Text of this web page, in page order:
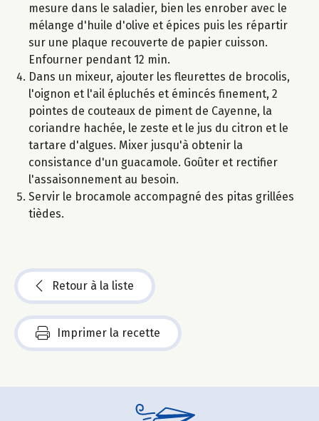
mesure dans le saladier, bien les enrober avec le
mélange d'huile d'olive et épices puis les répartir
sur une plaque recouverte de papier cuisson.
Enfourner pendant 12 min.
Dans un mixeur, ajouter les fleurettes de brocolis,
l'oignon et l'ail épluchés et émincés finement, 2
pointes de couteaux de piment de Cayenne, la
coriandre hachée, le zeste et le jus du citron et le
tartare d'algues. Mixer jusqu'à obtenir la
consistance d'un guacamole. Goûter et rectifier
l'assaisonnement au besoin.
Servir le brocamole accompagné des pitas grillées
tièdes.
Retour à la liste
Imprimer la recette